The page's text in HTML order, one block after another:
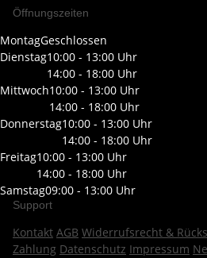
Öffnungszeiten
MontagGeschlossen
Dienstag10:00 - 13:00 Uhr
14:00 - 18:00 Uhr
Mittwoch10:00 - 13:00 Uhr
14:00 - 18:00 Uhr
Donnerstag10:00 - 13:00 Uhr
14:00 - 18:00 Uhr
Freitag10:00 - 13:00 Uhr
14:00 - 18:00 Uhr
Samstag09:00 - 13:00 Uhr
Support
Kontakt AGB Widerrufsrecht &
Zahlung Datenschutz Impressum